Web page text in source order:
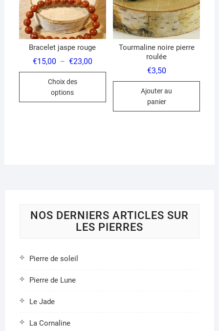
Bracelet jaspe rouge
€15,00 – €23,00Plage
prix :
Choix des
options
Ce
plusieurs
page
du
Tourmaline noire pierre
roulée
€3,50
Ajouter au
panier
NOS DERNIERS ARTICLES SUR
LES PIERRES
Pierre de soleil
Pierre de Lune
Le Jade
La Cornaline